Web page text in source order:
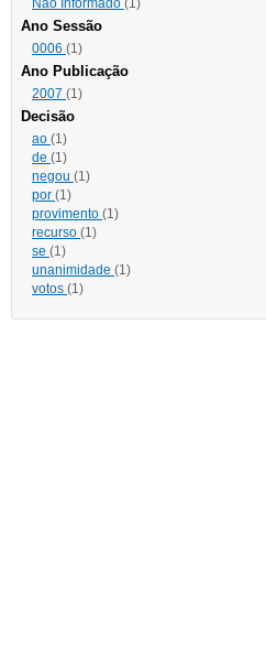
Não Informado (1)
Ano Sessão
0006 (1)
Ano Publicação
2007 (1)
Decisão
ao (1)
de (1)
negou (1)
por (1)
provimento (1)
recurso (1)
se (1)
unanimidade (1)
votos (1)